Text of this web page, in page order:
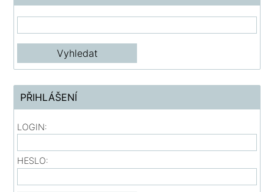
PŘIHLÁŠENÍ
LOGIN:
HESLO: